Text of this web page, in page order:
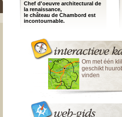
Chef d'oeuvre architectural de
la renaissance,
le château de Chambord est
incontournable.
Om met één
geschikt
vinden